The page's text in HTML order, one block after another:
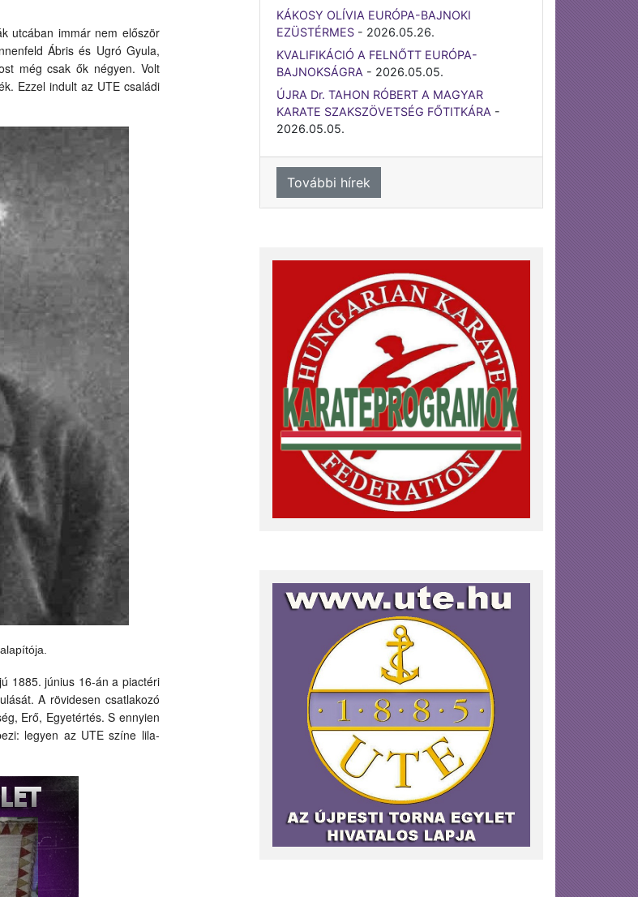
utcában immár nem először
Ábris és Ugró Gyula,
még csak ők négyen. Volt
Ezzel indult az UTE családi
1885. június 16-án a piactéri
A rövidesen csatlakozó
Erő, Egyetértés. S ennyien
legyen az UTE színe lila-
KÁKOSY OLÍVIA EURÓPA-BAJNOKI
EZÜSTÉRMES - 2026.05.26.
KVALIFIKÁCIÓ A FELNŐTT EURÓPA-
BAJNOKSÁGRA - 2026.05.05.
ÚJRA Dr. TAHON RÓBERT A MAGYAR
KARATE SZAKSZÖVETSÉG FŐTITKÁRA -
2026.05.05.
További hírek